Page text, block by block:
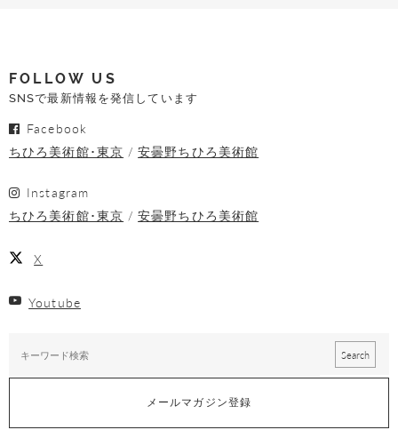
FOLLOW US
SNSで最新情報を発信しています
Facebook
ちひろ美術館･東京
安曇野ちひろ美術館
Instagram
ちひろ美術館･東京
安曇野ちひろ美術館
X
Youtube
メールマガジン登録